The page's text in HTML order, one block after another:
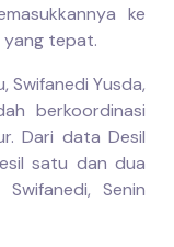
ke
yang tepat.
Swifanedi Yusda,
berkoordinasi
Dari data Desil
satu dan dua
Senin